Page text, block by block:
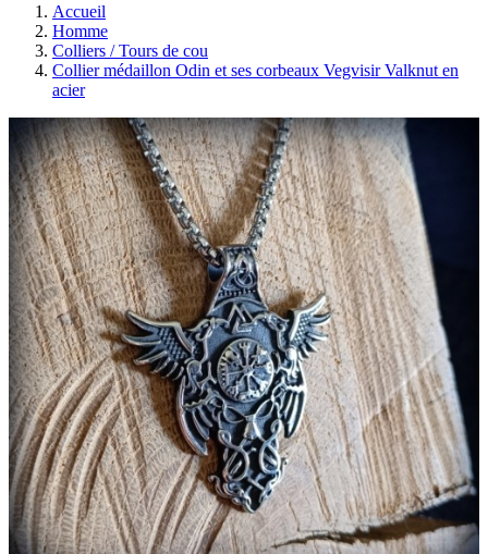
Accueil
Homme
Colliers / Tours de cou
Collier médaillon Odin et ses corbeaux Vegvisir Valknut en
acier